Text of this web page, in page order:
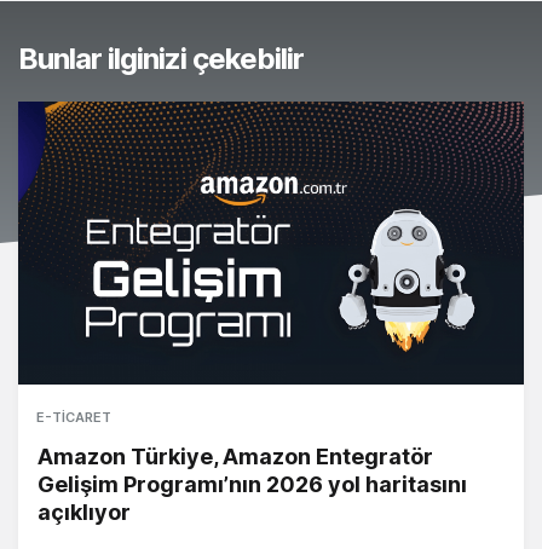
Bunlar ilginizi çekebilir
E-TICARET
Amazon Türkiye, Amazon Entegratör
Gelişim Programı’nın 2026 yol haritasını
açıklıyor